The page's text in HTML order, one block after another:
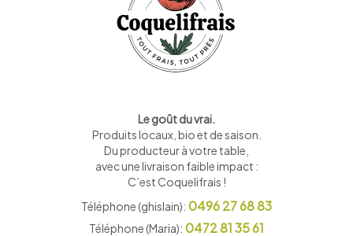
Le goût du vrai.
Produits locaux, bio et de saison
Du producteur à votre table,
avec une livraison faible impact :
C’est Coquelifrais !
Téléphone (ghislain): 0496 27 68 83
Téléphone (Maria): 0472 81 35 61